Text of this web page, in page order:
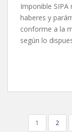
Imponible
haberes y
conforme a la
según lo
1 2